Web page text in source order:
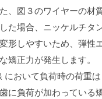
、図３のワイヤーの材
た場合、ニッケルチタ
形しやすいため、弾
矯正力が発生します。
において負荷時の荷重
に負荷が加わってい